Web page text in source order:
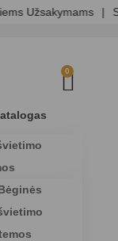
Užsakymams |
0